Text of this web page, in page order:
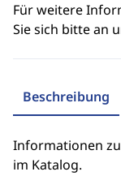
Für weitere
Sie sich bitte an
Beschreibung
Informationen
im Katalog.